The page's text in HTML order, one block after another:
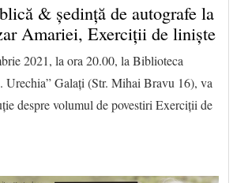
& ședință de autografe la
Amariei, Exerciții de liniște
2021, la ora 20.00, la Biblioteca
Urechia” Galați (Str. Mihai Bravu 16), va
despre volumul de povestiri Exerciții de